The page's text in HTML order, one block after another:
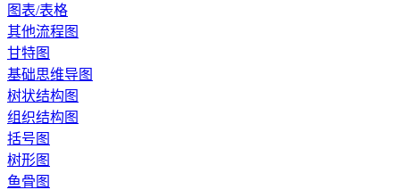
图表/表格
其他流程图
甘特图
基础思维导图
树状结构图
组织结构图
括号图
树形图
鱼骨图